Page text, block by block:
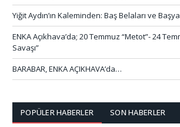
Yiğit Aydın’ın Kaleminden: Baş Belaları ve
ENKA Açıkhava’da; 20 Temmuz “Metot”- 24
Savaşı”
BARABAR, ENKA AÇIKHAVA’da…
POPÜLER HABERLER SON HABERLER